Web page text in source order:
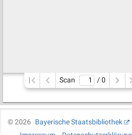
Scan / 0
©2026
Bayerische Staatsbibliothek